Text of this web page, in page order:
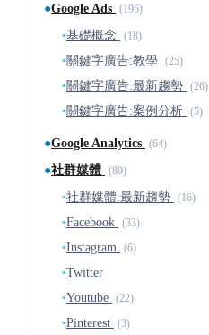
●Google Ads (196)
▪基礎概念 (18)
▪關鍵字廣告:教學 (25)
▪關鍵字廣告:最新趨勢 (26)
▪關鍵字廣告:案例分析 (5)
●Google Analytics (64)
●社群媒體 (89)
▪社群媒體:最新趨勢 (16)
▪Facebook (33)
▪Instagram (6)
▪Twitter
▪Youtube (22)
▪Pinterest (3)